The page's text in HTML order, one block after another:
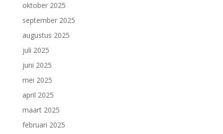
oktober 2025
september 2025
augustus 2025
juli 2025
juni 2025
mei 2025
april 2025
maart 2025
februari 2025